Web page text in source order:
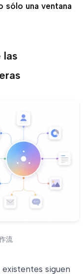
sólo una ventana
las
流
siguen